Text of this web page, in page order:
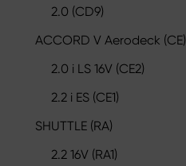
2.0 (CD9)
ACCORD V Aerodeck (CE)
2.0 i LS 16V (CE2)
2.2 i ES (CE1)
SHUTTLE (RA)
2.2 16V (RA1)